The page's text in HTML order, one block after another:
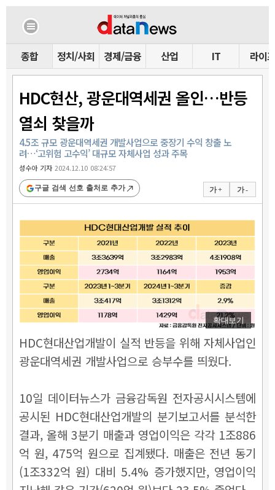
종합 정치/사회 경제/금융 산업 IT 라이프
HDC현산, 광운대역세권 올인…반등
열쇠 찾을까
4.5조 규모 광운대역세권 개발사업으로 중장기 수익 창출 노
려…‘고위험 고수익’ 대규모 자체사업 성과 주목
성수아 기자2024.12.10 08:24:57
가 + 가 -
구글 검색 선호 출처로 추가
확대보기
HDC현대산업개발이 실적 반등을 위해 자체사업인
광운대역세권 개발사업으로 승부수를 띄웠다.
10일 데이터뉴스가 금융감독원 전자공시시스템에
공시된 HDC현대산업개발의 분기보고서를 분석한
결과, 올해 3분기 매출과 영업이익은 각각 1조886
억 원, 475억 원으로 집계됐다. 매출은 전년 동기
(1조332억 원) 대비 5.4% 증가했지만, 영업이익